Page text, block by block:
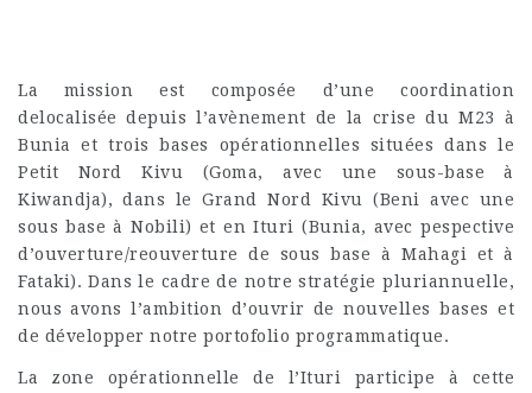
La mission est composée d’une coordination
delocalisée depuis l’avènement de la crise du M23 à
Bunia et trois bases opérationnelles situées dans le
Petit Nord Kivu (Goma, avec une sous-base à
Kiwandja), dans le Grand Nord Kivu (Beni avec une
sous base à Nobili) et en Ituri (Bunia, avec pespective
d’ouverture/reouverture de sous base à Mahagi et à
Fataki). Dans le cadre de notre stratégie pluriannuelle,
nous avons l’ambition d’ouvrir de nouvelles bases et
de développer notre portofolio programmatique.
La zone opérationnelle de l’Ituri participe à cette